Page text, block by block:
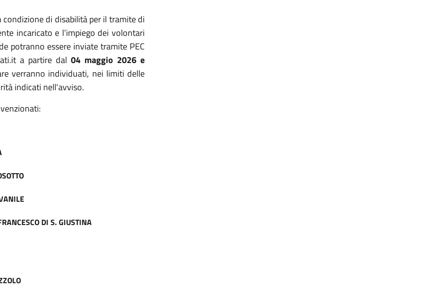
di disabilità per il tramite di
incaricato e l’impiego dei volontari
potranno essere inviate tramite PEC
a partire dal 04 maggio 2026 e
verranno individuati, nei limiti delle
indicati nell'avviso.
DI S. GIUSTINA